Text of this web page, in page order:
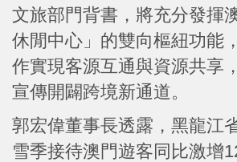
文旅部門背書，將充分發揮
休閒中心」的雙向樞紐功能
作實現客源互通與資源共享
宣傳開闢跨境新通道。
郭宏偉董事長透露，黑龍江
雪季接待澳門遊客同比激增